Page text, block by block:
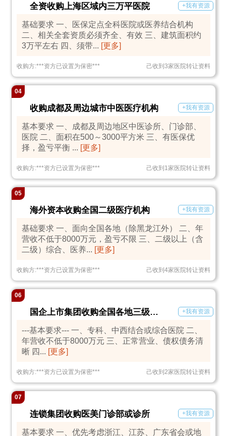
全资收购上海区域内三万平医院 +我有资源
基础要求 一、医保定点全科医院或医养结合机构
二、相关全套资质必须齐全、有效 三、建筑面积约
3万平左右 四、须带... [更多]
收购方:***资方已设置为保密*** 己收到3家医院转让资料
04
收购成都及周边城市中医医疗机构 +我有资源
基本要求 一、成都及周边地区中医诊所、门诊部、
医院 二、面积在500～3000平方米 三、有医保优
择，盈亏平衡 ... [更多]
收购方:***资方已设置为保密*** 己收到1家医院转让资料
05
海外资本收购全国二级医疗机构 +我有资源
基础要求 一、面向全国各地（除黑龙江外） 二、年
营收不低于8000万元，盈亏不限 三、二级以上（含
二级）综合、医养... [更多]
收购方:***资方已设置为保密*** 己收到4家医院转让资料
06
国企上市集团收购全国各地三级医院 +我有资源
---基本要求--- 一、专科、中西结合或综合医院 二、
年营收不低于8000万元 三、正常营业、债权债务清
晰 四... [更多]
收购方:***资方已设置为保密*** 己收到2家医院转让资料
07
连锁集团收购医美门诊部或诊所 +我有资源
基本要求 一、优先考虑浙江、江苏、广东省会或地